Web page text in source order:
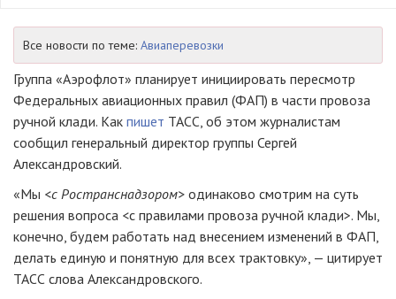
Все новости по теме: Авиаперевозки
Группа «Аэрофлот» планирует инициировать пересмотр
Федеральных авиационных правил (ФАП) в части провоза
ручной клади. Как пишет ТАСС, об этом журналистам
сообщил генеральный директор группы Сергей
Александровский.
«Мы <с Ространснадзором> одинаково смотрим на суть
решения вопроса <с правилами провоза ручной клади>. Мы,
конечно, будем работать над внесением изменений в ФАП,
делать единую и понятную для всех трактовку», — цитирует
ТАСС слова Александровского.